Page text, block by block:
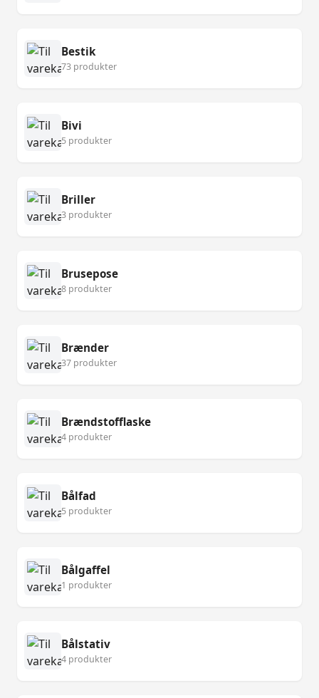
Bestik
73 produkter
Bivi
5 produkter
Briller
3 produkter
Brusepose
8 produkter
Brænder
37 produkter
Brændstofflaske
4 produkter
Bålfad
5 produkter
Bålgaffel
1 produkter
Bålstativ
4 produkter